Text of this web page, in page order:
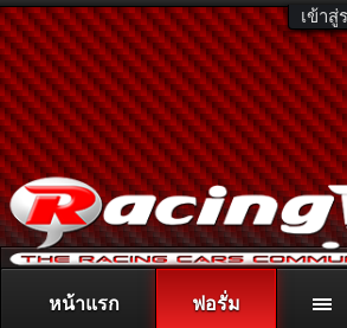
เข้าสู่
ติดต่อลงโฆษณา racingweb@gmail.comห
หน้าแรก ฟอรั่ม